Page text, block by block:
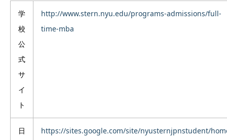
学
校
公
式
サ
イ
ト
http://www.stern.nyu.edu/programs-admissions/full-
time-mba
日
https://sites.google.com/site/nyusternjpnstudent/